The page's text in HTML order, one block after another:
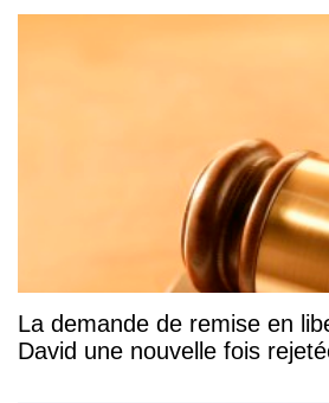
La demande de remise en
David une nouvelle fois